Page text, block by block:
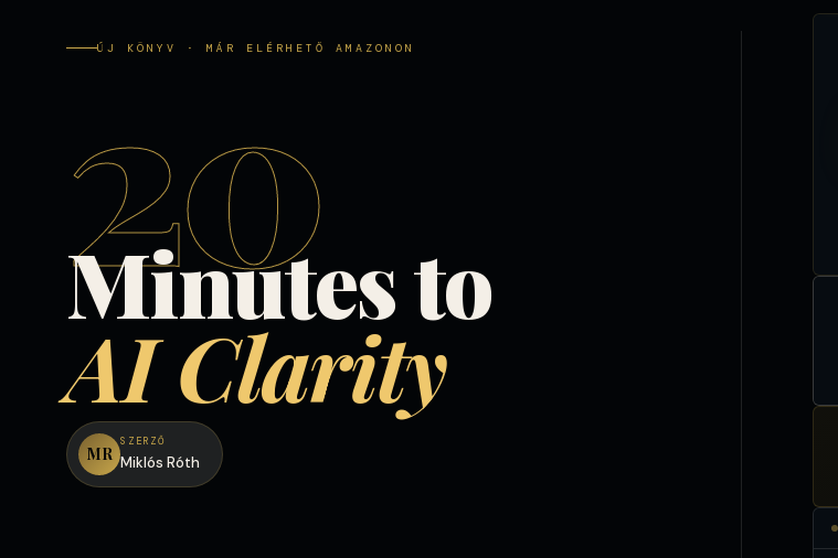
ÚJ KÖNYV · MÁR ELÉRHETŐ AMAZONON
20
Minutes to
AI Clarity
MR
SZERZŐ
Miklós Róth